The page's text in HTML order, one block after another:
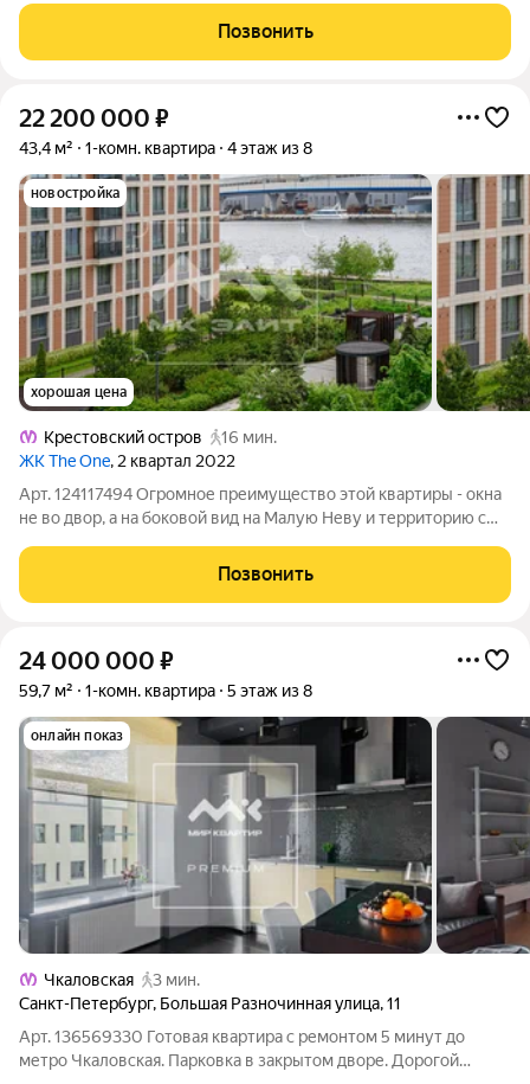
не экономили. Можно заехать и сразу жить! Все остаётся.
Ремонт сдержанный и
Позвонить
22 200 000 ₽
43,4 м² 1-комн. квартира 4 этаж из 8
новостройка
хорошая цена
Крестовский остров
16 мин.
ЖК The One, 2 квартал 2022
Арт. 124117494 Огромное преимущество этой квартиры - окна
не во двор, а на боковой вид на Малую Неву и территорию с
отдыха, что гарантирует тишину в квартире! Жилой комплекс
"The One" объективно
Позвонить
24 000 000 ₽
59,7 м² 1-комн. квартира 5 этаж из 8
онлайн показ
Чкаловская
3 мин.
Санкт-Петербург, Большая Разночинная улица,11
Арт. 136569330 Готовая квартира с ремонтом 5 минут до
метро Чкаловская. Парковка в закрытом дворе. Дорогой